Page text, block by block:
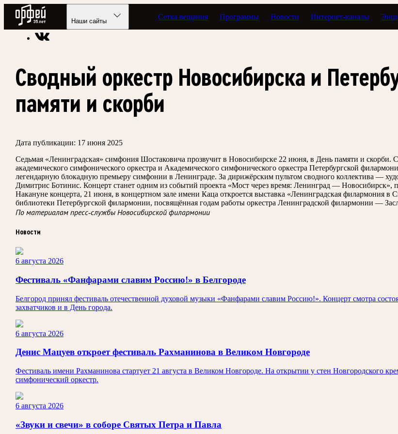
Радио Орфей
Наши сайты
Сетка вещания Программы Новости Интернет-каналы
Радио классической музыки «Орфей» Новости
Сводный оркестр Новосибирска и
памяти и скорби
Дата публикации: 17 июня 2025
Седьмая «Ленинградская» симфония Шостаковича прозвучит в Новосибирске 22 июня, в День памяти и
академического симфонического оркестра и Академического симфонического оркестра Петербургской
легендарную блокадную премьеру симфонии в Ленинграде. За дирижёрским пультом сводного коллектива —
Димитрис Ботинис. Концерт станет одним из событий проекта «Мост через время: Ленинград — Новосибирск»,
Накануне концерта, 21 июня, в концертном зале имени Каца откроется выставка «Ленинградская филармония
библиотеки Петербургской филармонии, посвящённая годам работы оркестра Ленинградской филармонии —
По материалам пресс-службы Новосибирской филармонии
Новости
6 августа 2026
Фестиваль «Фанфарами славим Россию!» в Белгороде
Белгород принял фестиваль отечественной духовой музыки «Фанфарами славим Россию!». Концерт смотра
захватчиков и в День города.
6 августа 2026
Денис Мацуев откроет фестиваль Рахманинова в Великом Новгороде
Фестиваль имени Рахманинова стартует 21 августа в Великом Новгороде. На открытии у стен Новгородского
симфонический оркестр.
6 августа 2026
«Звуки и свечи» в соборе Святых Петра и Павла